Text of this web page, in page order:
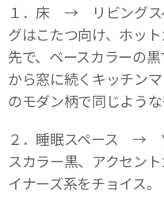
１．床 → リビングス
グはこたつ向け、ホッ
先で、ベースカラーの
から窓に続くキッチン
のモダン柄で同じような
２．睡眠スペース →
スカラー黒、アクセン
イナーズ系をチョイス。